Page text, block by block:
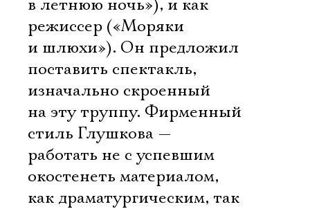
в летнюю ночь»), и как
режиссер («Моряки
и шлюхи»). Он предложил
поставить спектакль,
изначально скроенный
на эту труппу. Фирменный
стиль Глушкова —
работать не с успевшим
окостенеть материалом,
как драматургическим, так